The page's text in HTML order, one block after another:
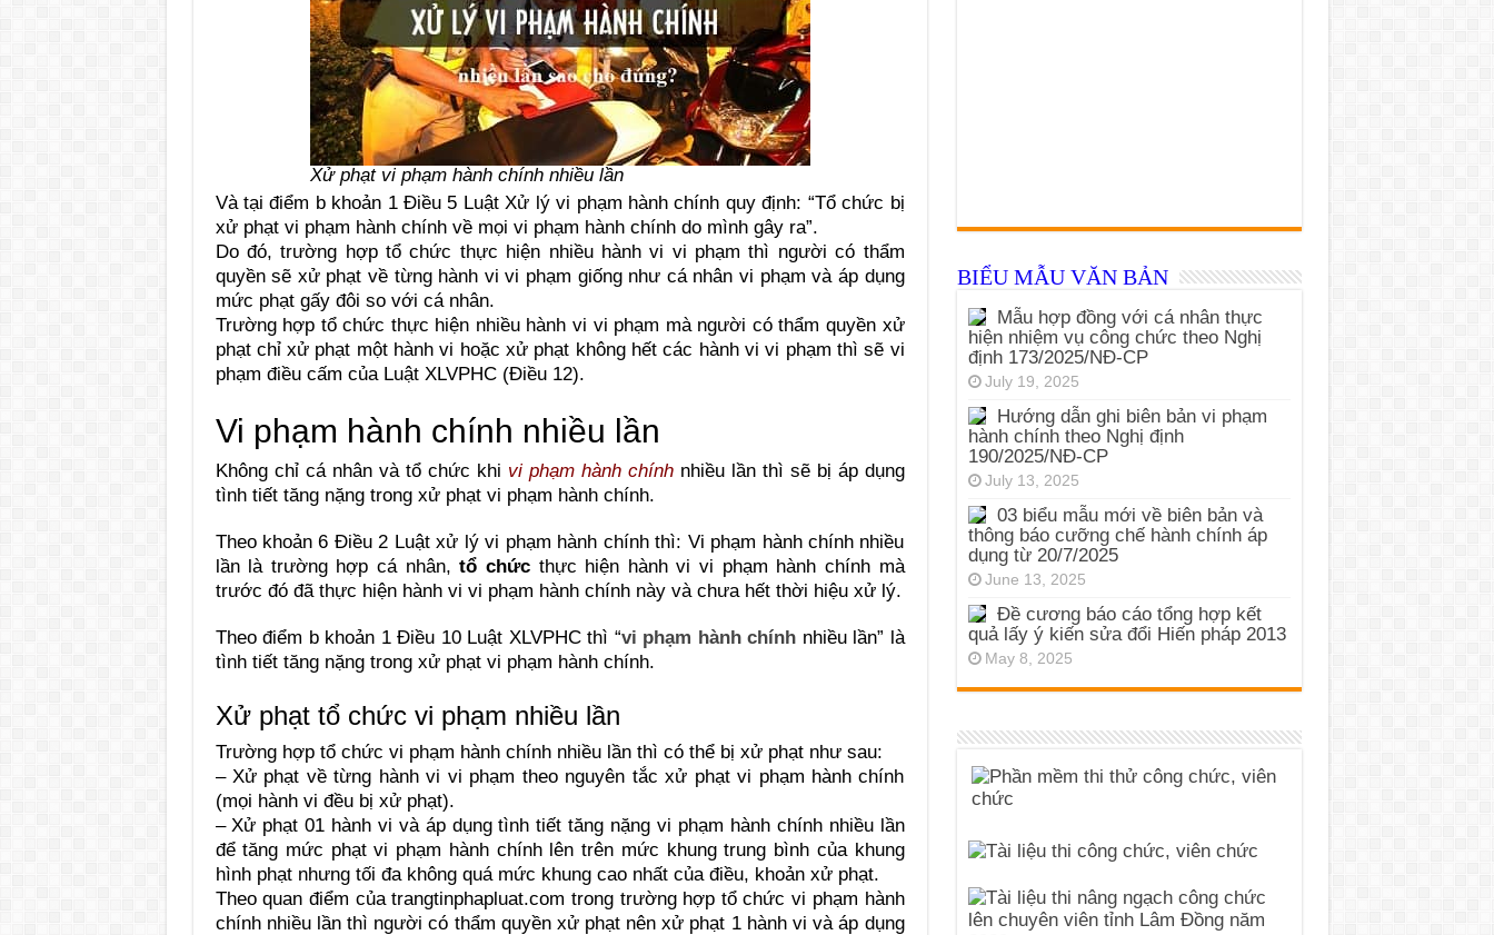
Xử phạt vi phạm hành chính nhiều lần
Và tại điểm b khoản 1 Điều 5 Luật Xử lý vi phạm hành chính quy định: “Tổ chức bị
xử phạt vi phạm hành chính về mọi vi phạm hành chính do mình gây ra”.
Do đó, trường hợp tổ chức thực hiện nhiều hành vi vi phạm thì người có thẩm
quyền sẽ xử phạt về từng hành vi vi phạm giống như cá nhân vi phạm và áp dụng
mức phạt gấy đôi so với cá nhân.
Trường hợp tổ chức thực hiện nhiều hành vi vi phạm mà người có thẩm quyền xử
phạt chỉ xử phạt một hành vi hoặc xử phạt không hết các hành vi vi phạm thì sẽ vi
phạm điều cấm của Luật XLVPHC (Điều 12).
Vi phạm hành chính nhiều lần
Không chỉ cá nhân và tổ chức khi vi phạm hành chínhnhiều lần thì sẽ bị áp dụng
tình tiết tăng nặng trong xử phạt vi phạm hành chính.
Theo khoản 6 Điều 2 Luật xử lý vi phạm hành chính thì: Vi phạm hành chính nhiều
lần là trường hợp cá nhân,tổ chức thực hiện hành vi vi phạm hành chính mà
trước đó đã thực hiện hành vi vi phạm hành chính này và chưa hết thời hiệu xử lý.
Theo điểm b khoản 1 Điều 10 Luật XLVPHC thì “vi phạm hành chính nhiều lần” là
tình tiết tăng nặng trong xử phạt vi phạm hành chính.
Xử phạt tổ chức vi phạm nhiều lần
Trường hợp tổ chức vi phạm hành chính nhiều lần thì có thể bị xử phạt như sau:
– Xử phạt về từng hành vi vi phạm theo nguyên tắc xử phạt vi phạm hành chính
(mọi hành vi đều bị xử phạt).
– Xử phạt 01 hành vi và áp dụng tình tiết tăng nặng vi phạm hành chính nhiều lần
để tăng mức phạt vi phạm hành chính lên trên mức khung trung bình của khung
hình phạt nhưng tối đa không quá mức khung cao nhất của điều, khoản xử phạt.
Theo quan điểm của trangtinphapluat.com trong trường hợp tổ chức vi phạm hành
chính nhiều lần thì người có thẩm quyền xử phạt nên xử phạt 1 hành vi và áp dụng
BIỂU MẪU VĂN BẢN
Mẫu hợp đồng với cá nhân thực
hiện nhiệm vụ công chức theo Nghị
định 173/2025/NĐ-CP
July 19, 2025
Hướng dẫn ghi biên bản vi phạm
hành chính theo Nghị định
190/2025/NĐ-CP
July 13, 2025
03 biểu mẫu mới về biên bản và
thông báo cưỡng chế hành chính áp
dụng từ 20/7/2025
June 13, 2025
Đề cương báo cáo tổng hợp kết
quả lấy ý kiến sửa đổi Hiến pháp 2013
May 8, 2025